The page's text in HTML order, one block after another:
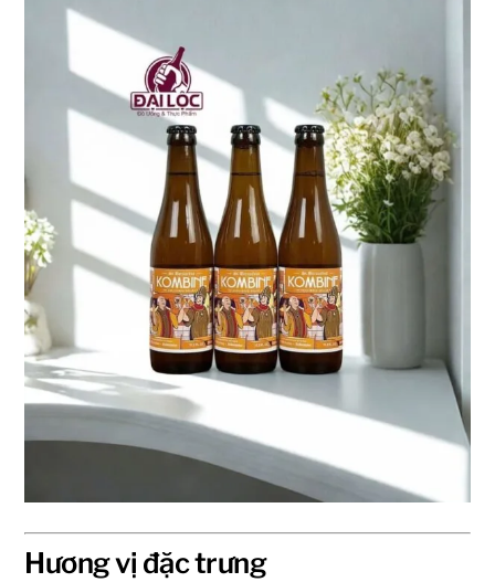
Hương vị đặc trưng